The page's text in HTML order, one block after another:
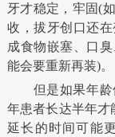
牙才稳定，牢固(
收，拔牙创口还
成食物嵌塞、口
能会要重新再装)。
但是如果年龄
年患者长达半年才
延长的时间可能